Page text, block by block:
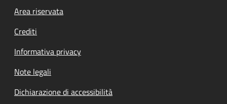
Footer menu
Area riservata
Crediti
Informativa privacy
Note legali
Dichiarazione di accessibilità